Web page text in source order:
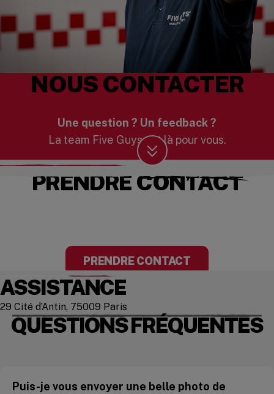
NOUS CONTACTER
Une question ? Un feedback ?
La team Five Guys est là pour vous.
.
Scroll Down
PRENDRE CONTACT
PRENDRE CONTACT
ASSISTANCE
29 Cité d’Antin, 75009 Paris
QUESTIONS FRÉQUENTES
Puis-je vous envoyer une belle photo de